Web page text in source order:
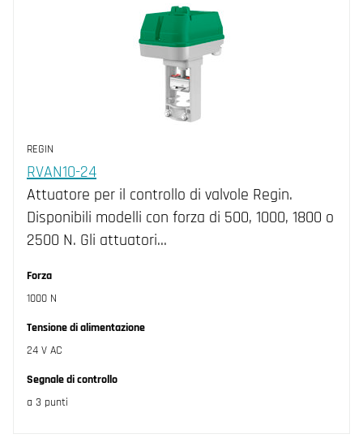
REGIN
RVAN10-24
Attuatore per il controllo di valvole Regin.
Disponibili modelli con forza di 500, 1000, 1800 o
2500 N. Gli attuatori…
Forza
1000 N
Tensione di alimentazione
24 V AC
Segnale di controllo
a 3 punti